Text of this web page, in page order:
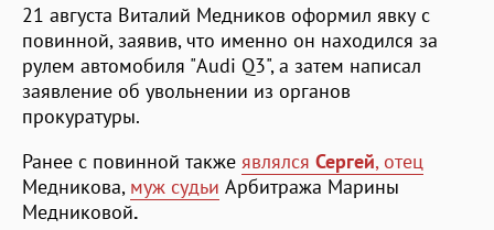
21 августа Виталий Медников оформил явку с
повинной, заявив, что именно он находился за
рулем автомобиля "Audi Q3", а затем написал
заявление об увольнении из органов
прокуратуры.
Ранее с повинной также являлся Сергей, отец
Медникова, муж судьи Арбитража Марины
Медниковой.